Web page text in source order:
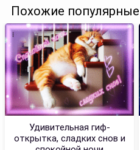
Похожие популярные
Удивительная гиф-
открытка, сладких снов и